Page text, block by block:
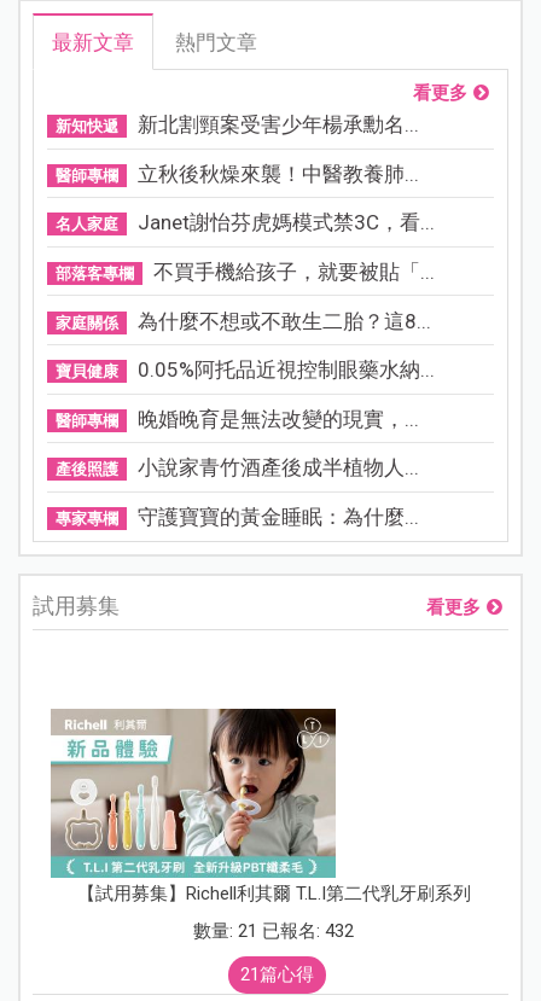
最新文章 熱門文章
看更多
新知快遞 新北割頸案受害少年楊承勳名...
醫師專欄 立秋後秋燥來襲！中醫教養肺...
名人家庭 Janet謝怡芬虎媽模式禁3C，看...
部落客專欄 不買手機給孩子，就要被貼「...
家庭關係 為什麼不想或不敢生二胎？這8...
寶貝健康 0.05%阿托品近視控制眼藥水納...
醫師專欄 晚婚晚育是無法改變的現實，...
產後照護 小說家青竹酒產後成半植物人...
專家專欄 守護寶寶的黃金睡眠：為什麼...
試用募集 看更多
【試用募集】Richell利其爾 T.L.I第二代乳牙刷系列
數量: 21 已報名: 432
21篇心得